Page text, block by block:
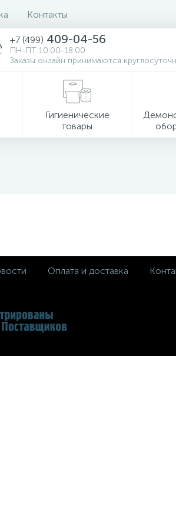
Контакты
+7 (499) 409-04-56
ПН-ПТ 10:00-18:00
Заказы онлайн принимаются
Гигиенические
товары
Оплата и доставка